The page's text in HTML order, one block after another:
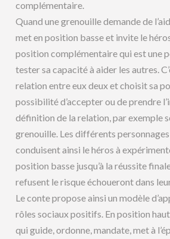
complémentaire.
Quand une grenouille demande de
met en position basse et invite le
position complémentaire qui est une
tester sa capacité à aider les autres.
relation entre eux deux et choisit sa
possibilité d’accepter ou de prendre
définition de la relation, par exemple
grenouille. Les différents
conduisent ainsi le héros à
position basse jusqu’à la réussite
refusent le risque échoueront dans
Le conte propose ainsi un modèle
rôles sociaux positifs. En position
qui guide, ordonne, mandate, met à